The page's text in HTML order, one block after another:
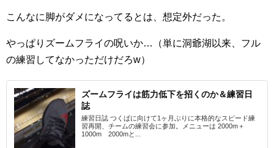
こんなに脚がダメになってるとは、想定外だった。
やっぱりズームフライの呪いか…（単に洞爺湖以来、フル
の練習してなかっただけだろw）
ズームフライは筋力低下を招くのか＆練習日
誌
練習日誌 つくばに向けて1ヶ月ぶりに本格的なスピード練
習再開、チームの練習会に参加。メニューは 2000m＋
1000m 2000mと...